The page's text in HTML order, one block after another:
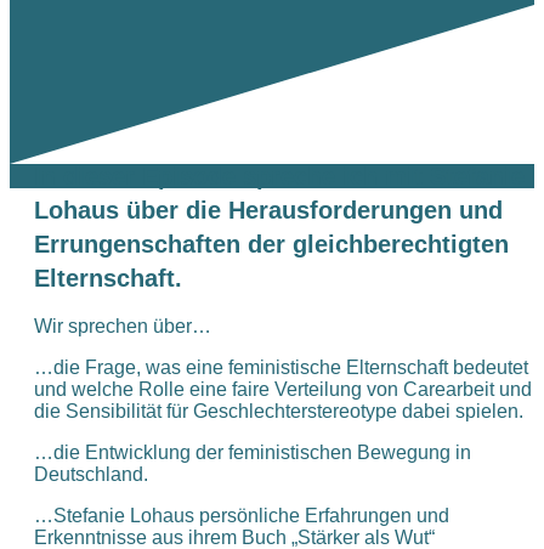
Lohaus über die Herausforderungen und
Errungenschaften der gleichberechtigten
Elternschaft.
Wir sprechen über…
…die Frage, was eine feministische Elternschaft bedeutet
und welche Rolle eine faire Verteilung von Carearbeit und
die Sensibilität für Geschlechterstereotype dabei spielen.
…die Entwicklung der feministischen Bewegung in
Deutschland.
…Stefanie Lohaus persönliche Erfahrungen und
Erkenntnisse aus ihrem Buch „Stärker als Wut“